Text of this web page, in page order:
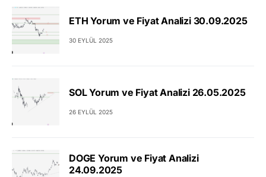
ETH Yorum ve Fiyat Analizi 30.09.2025
30 EYLÜL 2025
SOL Yorum ve Fiyat Analizi 26.05.2025
26 EYLÜL 2025
DOGE Yorum ve Fiyat Analizi
24.09.2025